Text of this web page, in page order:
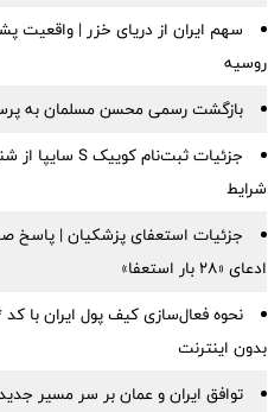
سهم ایران از دریای خزر | واقعیت
روسیه
بازگشت رسمی محسن مسلمان به
شرایط
جزئیات استعفای پزشکیان | پاسخ
ادعای «۲۸ بار استعفا»
بدون اینترنت
توافق ایران و عمان بر سر مسیر